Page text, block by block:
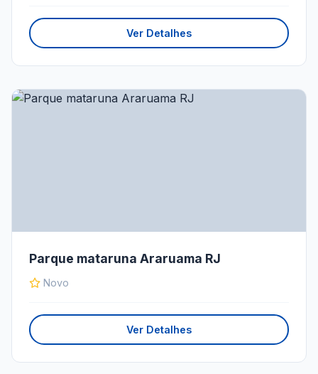
Ver Detalhes
Parque mataruna Araruama RJ
Novo
Ver Detalhes